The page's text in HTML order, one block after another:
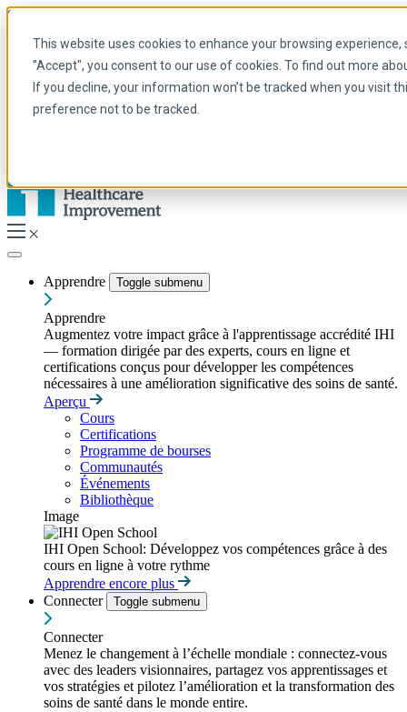
This website uses cookies to enhance your browsing
"Accept", you consent to our use of cookies. To find out more
If you decline, your information won’t be tracked when you visit
preference not to be tracked.
Skip to main content
French
Arabic
Anglais
Français
Apprendre Toggle submenu
Apprendre
Augmentez votre impact grâce à l'apprentissage accrédité IHI
— formation dirigée par des experts, cours en ligne et
certifications conçus pour développer les compétences
nécessaires à une amélioration significative des soins de santé.
Aperçu
Cours
Certifications
Programme de bourses
Communautés
Événements
Bibliothèque
Image
IHI Open School: Développez vos compétences grâce à des
cours en ligne à votre rythme
Apprendre encore plus
Connecter
Toggle submenu
Connecter
Menez le changement à l’échelle mondiale : connectez-vous
avec des leaders visionnaires, partagez vos apprentissages et
vos stratégies et pilotez l’amélioration et la transformation des
soins de santé dans le monde entire.